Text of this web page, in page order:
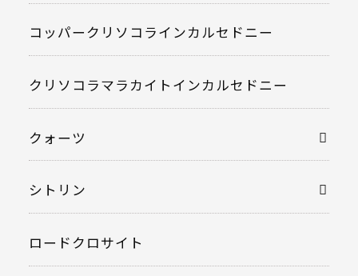
コッパークリソコラインカルセドニー
クリソコラマラカイトインカルセドニー
クォーツ
シトリン
ロードクロサイト